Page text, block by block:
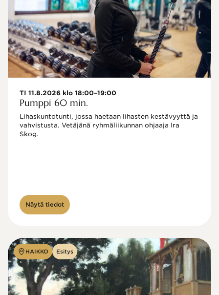
TI 11.8.2026 klo 18:00–19:00
Pumppi 60 min.
Lihaskuntotunti, jossa haetaan lihasten kestävyyttä ja
vahvistusta. Vetäjänä ryhmäliikunnan ohjaaja Ira
Skog.
Näytä tiedot
HAIKKO Esitys